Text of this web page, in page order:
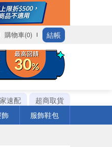
購物車(0) 結帳
家速配
超商取貨
服飾鞋包